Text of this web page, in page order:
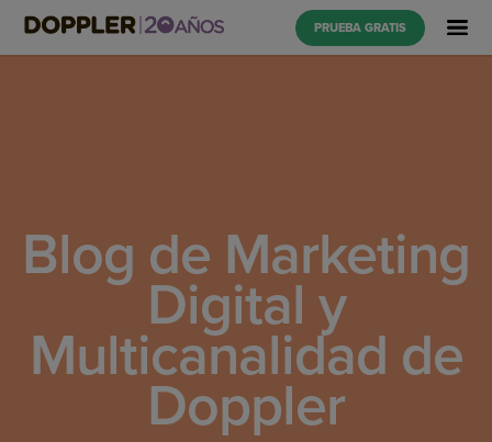
PRUEBA GRATIS
Blog de Marketing
Digital y
Multicanalidad de
Doppler